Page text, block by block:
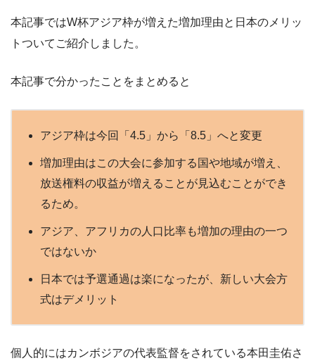
本記事ではW杯アジア枠が増えた増加理由と日本のメリッ
トついてご紹介しました。
本記事で分かったことをまとめると
アジア枠は今回「4.5」から「8.5」へと変更
増加理由はこの大会に参加する国や地域が増え、
放送権料の収益が増えることが見込むことができ
るため。
アジア、アフリカの人口比率も増加の理由の一つ
ではないか
日本では予選通過は楽になったが、新しい大会方
式はデメリット
個人的にはカンボジアの代表監督をされている本田圭佑さ